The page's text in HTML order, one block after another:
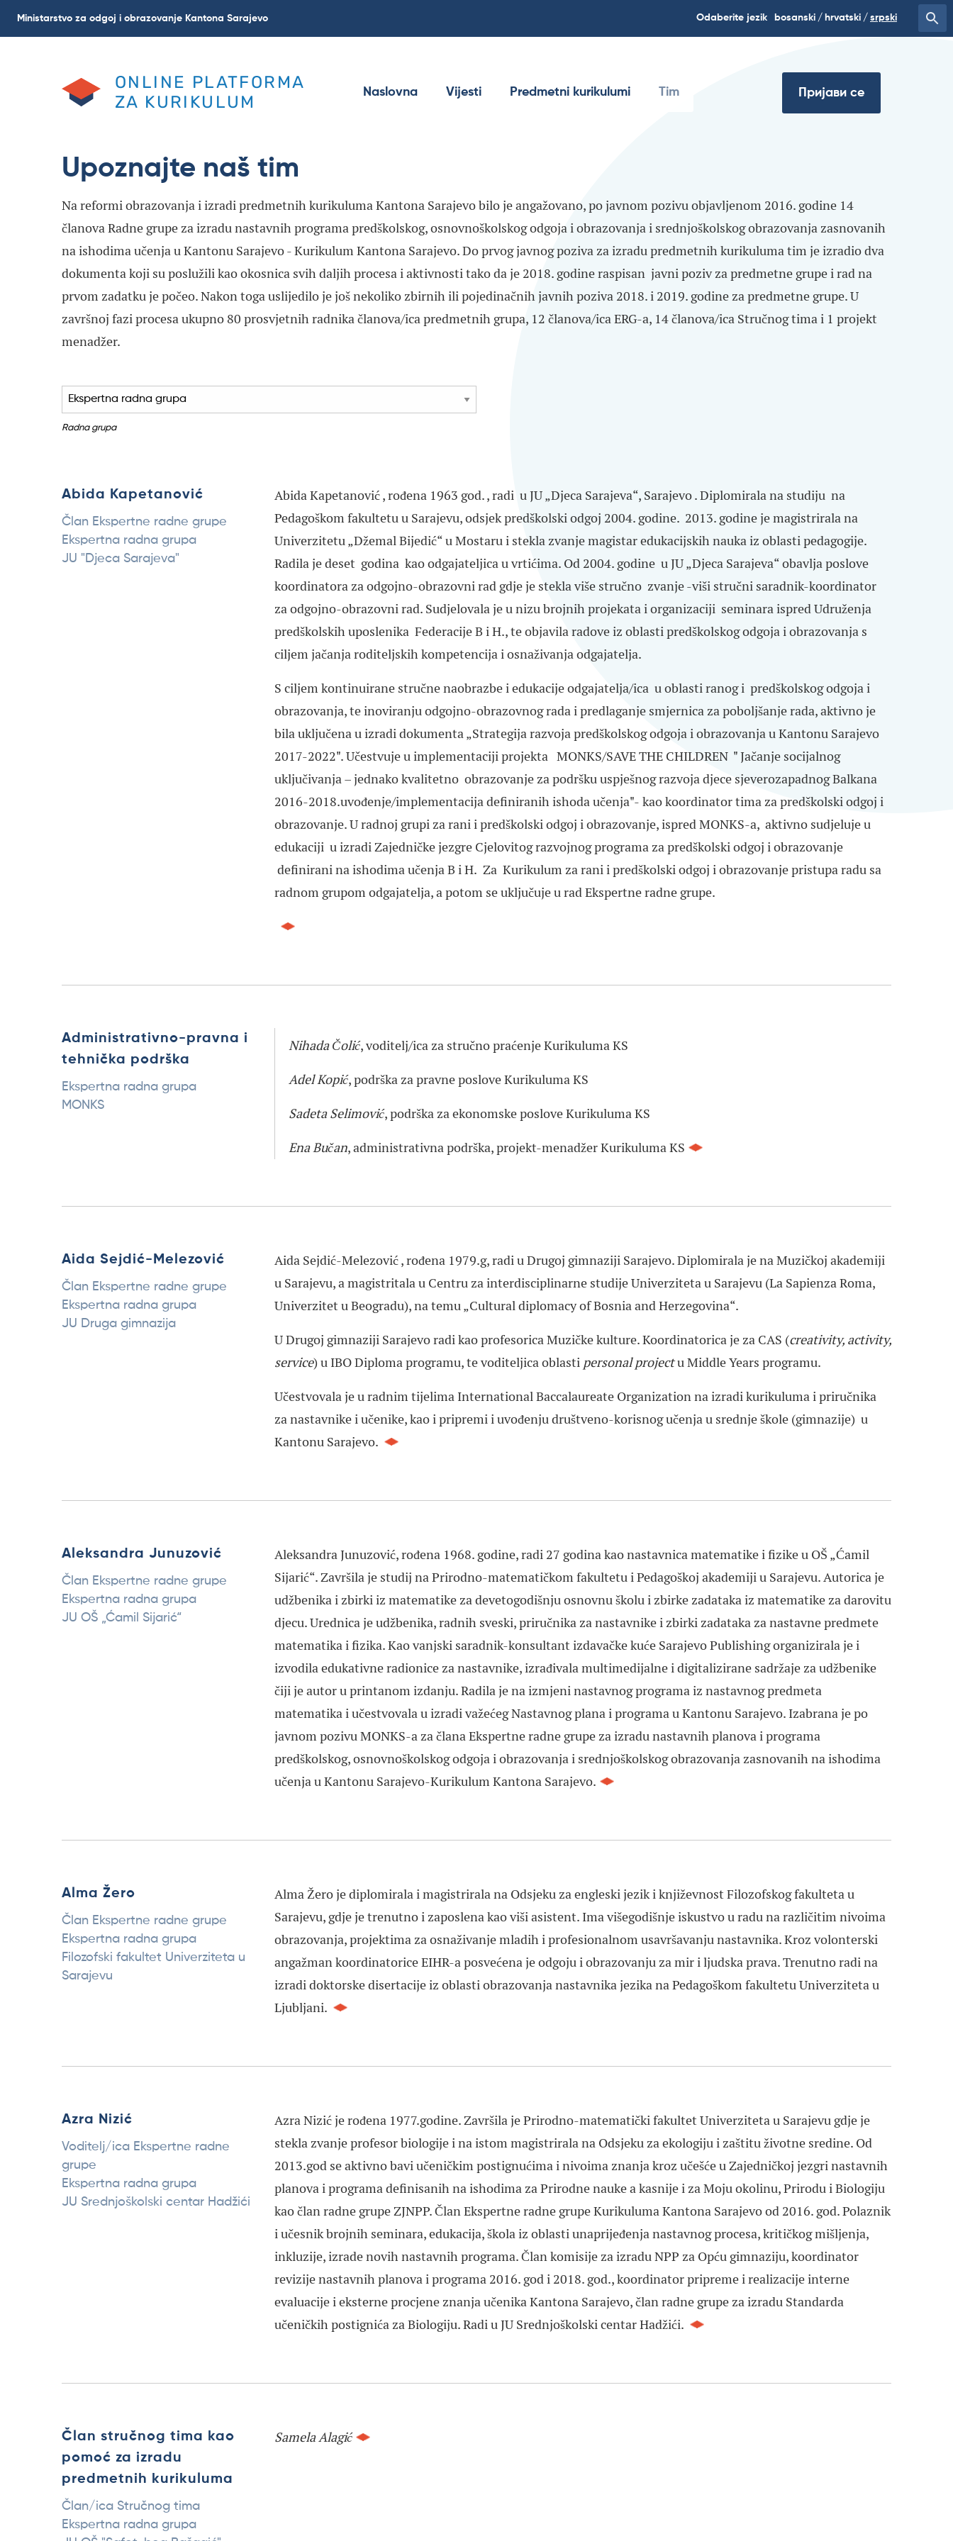
Ministarstvo za odgoj i obrazovanje Kantona Sarajevo Odaberite jezik bosanski hrvatski srpski
ONLINE PLATFORMA
ZA KURIKULUM
Naslovna Vijesti Predmetni kurikulumi Tim Пријави се
Upoznajte naš tim
Na reformi obrazovanja i izradi predmetnih kurikuluma Kantona Sarajevo bilo je angažovano, po javnom pozivu objavljenom 2016. godine 14
članova Radne grupe za izradu nastavnih programa predškolskog, osnovnoškolskog odgoja i obrazovanja i srednjoškolskog obrazovanja zasnovanih
na ishodima učenja u Kantonu Sarajevo - Kurikulum Kantona Sarajevo. Do prvog javnog poziva za izradu predmetnih kurikuluma tim je izradio dva
dokumenta koji su poslužili kao okosnica svih daljih procesa i aktivnosti tako da je 2018. godine raspisan javni poziv za predmetne grupe i rad na
prvom zadatku je počeo. Nakon toga uslijedilo je još nekoliko zbirnih ili pojedinačnih javnih poziva 2018. i 2019. godine za predmetne grupe. U
završnoj fazi procesa ukupno 80 prosvjetnih radnika članova/ica predmetnih grupa, 12 članova/ica ERG-a, 14 članova/ica Stručnog tima i 1 projekt
menadžer.
Radna grupa
Abida Kapetanović
Član Ekspertne radne grupe
Ekspertna radna grupa
JU "Djeca Sarajeva"
Abida Kapetanović , rođena 1963 god. , radi u JU „Djeca Sarajeva“, Sarajevo . Diplomirala na studiju na
Pedagoškom fakultetu u Sarajevu, odsjek predškolski odgoj 2004. godine. 2013. godine je magistrirala na
Univerzitetu „Džemal Bijedić“ u Mostaru i stekla zvanjemagistar edukacijskih nauka iz oblasti pedagogije.
Radila je deset godina kao odgajateljica u vrtićima. Od 2004. godine u JU „Djeca Sarajeva“ obavlja poslove
koordinatora za odgojno-obrazovni rad gdje je stekla više stručno zvanje -viši stručni saradnik-koordinator
za odgojno-obrazovni rad. Sudjelovala je u nizu brojnih projekata i organizaciji seminara ispred Udruženja
predškolskih uposlenika Federacije B i H., te objavila radove iz oblasti predškolskog odgoja i obrazovanja s
ciljem jačanja roditeljskih kompetencija i osnaživanja odgajatelja.
S ciljem kontinuirane stručne naobrazbe i edukacije odgajatelja/ica u oblasti ranog i predškolskog odgoja i
obrazovanja, te inoviranju odgojno-obrazovnog rada i predlaganje smjernica za poboljšanje rada, aktivno je
bila uključena u izradi dokumenta „Strategija razvoja predškolskog odgoja i obrazovanja u Kantonu Sarajevo
2017-2022". Učestvuje u implementaciji projekta MONKS/SAVE THE CHILDREN "Jačanje socijalnog
uključivanja – jednako kvalitetno obrazovanje za podršku uspješnog razvoja djece sjeverozapadnog Balkana
2016-2018.uvođenje/implementacija definiranih ishoda učenja"- kao koordinator tima za predškolski odgoj i
obrazovanje. U radnoj grupi za rani i predškolski odgoj i obrazovanje, ispred MONKS-a, aktivno sudjeluje u
edukaciji u izradi Zajedničke jezgre Cjelovitog razvojnog programa za predškolski odgoj i obrazovanje
definirani na ishodima učenja B i H. Za Kurikulum za rani i predškolski odgoj i obrazovanje pristupa radu sa
radnom grupom odgajatelja, a potom se uključuje u rad Ekspertne radne grupe.
Administrativno-pravna i
tehnička podrška
Ekspertna radna grupa
MONKS
Nihada Čolić, voditelj/ica za stručno praćenje Kurikuluma KS
Adel Kopić, podrška za pravne poslove Kurikuluma KS
Sadeta Selimović, podrška za ekonomske poslove Kurikuluma KS
Ena Bučan, administrativna podrška, projekt-menadžer Kurikuluma KS
Aida Sejdić-Melezović
Član Ekspertne radne grupe
Ekspertna radna grupa
JU Druga gimnazija
Aida Sejdić-Melezović , rođena 1979.g, radi u Drugoj gimnaziji Sarajevo. Diplomirala je na Muzičkoj akademiji
u Sarajevu, a magistritala u Centru za interdisciplinarne studije Univerziteta u Sarajevu (La Sapienza Roma,
Univerzitet u Beogradu), na temu „Cultural diplomacy of Bosnia and Herzegovina“.
U Drugoj gimnaziji Sarajevo radi kao profesorica Muzičke kulture. Koordinatorica je za CAS (creativity, activity,
service) u IBO Diploma programu, te voditeljica oblasti personal projectu Middle Years programu.
Učestvovala je u radnim tijelima International Baccalaureate Organization na izradi kurikuluma i priručnika
za nastavnike i učenike, kao i pripremi i uvođenju društveno-korisnog učenja u srednje škole (gimnazije) u
Kantonu Sarajevo.
Aleksandra Junuzović
Član Ekspertne radne grupe
Ekspertna radna grupa
JU OŠ „Ćamil Sijarić“
Aleksandra Junuzović, rođena 1968. godine, radi 27 godina kao nastavnica matematike i fizike u OŠ „Ćamil
Sijarić“. Završila je studij na Prirodno-matematičkom fakultetu i Pedagoškoj akademiji u Sarajevu. Autorica je
udžbenika i zbirki iz matematike za devetogodišnju osnovnu školu i zbirke zadataka iz matematike za darovitu
djecu. Urednica je udžbenika, radnih sveski, priručnika za nastavnike i zbirki zadataka za nastavne predmete
matematika i fizika. Kao vanjski saradnik-konsultant izdavačke kuće Sarajevo Publishing organizirala je i
izvodila edukativne radionice za nastavnike, izrađivala multimedijalne i digitalizirane sadržaje za udžbenike
čiji je autor u printanom izdanju.Radila je na izmjeni nastavnog programa iz nastavnog predmeta
matematika i učestvovala u izradi važećeg Nastavnog plana i programa u Kantonu Sarajevo. Izabrana je po
javnom pozivu MONKS-a za člana Ekspertne radne grupe za izradu nastavnih planova i programa
predškolskog, osnovnoškolskog odgoja i obrazovanja i srednjoškolskog obrazovanja zasnovanih na ishodima
učenja u Kantonu Sarajevo-Kurikulum Kantona Sarajevo.
Alma Žero
Član Ekspertne radne grupe
Ekspertna radna grupa
Filozofski fakultet Univerziteta u
Sarajevu
Alma Žero je diplomirala i magistrirala na Odsjeku za engleski jezik i književnost Filozofskog fakulteta u
Sarajevu, gdje je trenutno i zaposlena kao viši asistent. Ima višegodišnje iskustvo u radu na različitim nivoima
obrazovanja, projektima za osnaživanje mladih i profesionalnom usavršavanju nastavnika. Kroz volonterski
angažman koordinatorice EIHR-a posvećena je odgoju i obrazovanju za mir i ljudska prava. Trenutno radi na
izradi doktorske disertacije iz oblasti obrazovanja nastavnika jezika na Pedagoškom fakultetu Univerziteta u
Ljubljani.
Azra Nizić
Voditelj/ica Ekspertne radne
grupe
Ekspertna radna grupa
JU Srednjoškolski centar Hadžići
Azra Nizić je rođena 1977.godine. Završila je Prirodno-matematički fakultet Univerziteta u Sarajevu gdje je
stekla zvanje profesor biologije i na istom magistrirala na Odsjeku za ekologiju i zaštitu životne sredine. Od
2013.god se aktivno bavi učeničkim postignućima i nivoima znanja kroz učešće u Zajedničkoj jezgri nastavnih
planova i programa definisanih na ishodima za Prirodne nauke a kasnije i za Moju okolinu, Prirodu i Biologiju
kao član radne grupe ZJNPP. Član Ekspertne radne grupe Kurikuluma Kantona Sarajevo od 2016. god. Polaznik
i učesnik brojnih seminara, edukacija, škola iz oblasti unaprijeđenja nastavnog procesa, kritičkog mišljenja,
inkluzije, izrade novih nastavnih programa. Član komisije za izradu NPP za Opću gimnaziju, koordinator
revizije nastavnih planova i programa 2016. god i 2018. god., koordinator pripreme i realizacije interne
evaluacije i eksterne procjene znanja učenika Kantona Sarajevo, član radne grupe za izradu Standarda
učeničkih postignića za Biologiju. Radi u JU Srednjoškolski centar Hadžići.
Član stručnog tima kao
pomoć za izradu
predmetnih kurikuluma
Član/ica Stručnog tima
Ekspertna radna grupa
Samela Alagić